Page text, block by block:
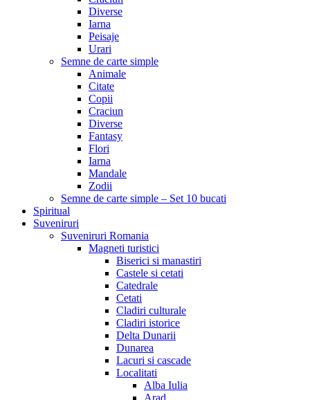
Diverse
Iarna
Peisaje
Urari
Semne de carte simple
Animale
Citate
Copii
Craciun
Diverse
Fantasy
Flori
Iarna
Mandale
Zodii
Semne de carte simple – Set 10 bucati
Spiritual
Suveniruri
Suveniruri Romania
Magneti turistici
Biserici si manastiri
Castele si cetati
Catedrale
Cetati
Cladiri culturale
Cladiri istorice
Delta Dunarii
Dunarea
Lacuri si cascade
Localitati
Alba Iulia
Arad